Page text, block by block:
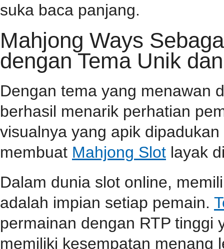
suka baca panjang.
Mahjong Ways
dengan Tema Unik
Dengan tema yang menawan
berhasil menarik perhatian
visualnya yang apik
membuat Mahjong Slot layak
Dalam dunia slot online,
adalah impian setiap pemain.
permainan dengan RTP tinggi
memiliki kesempatan menang